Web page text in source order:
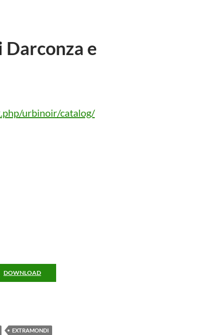
Darconza e
urbinoir/catalog/
DOWNLOAD
EXTRAMONDI